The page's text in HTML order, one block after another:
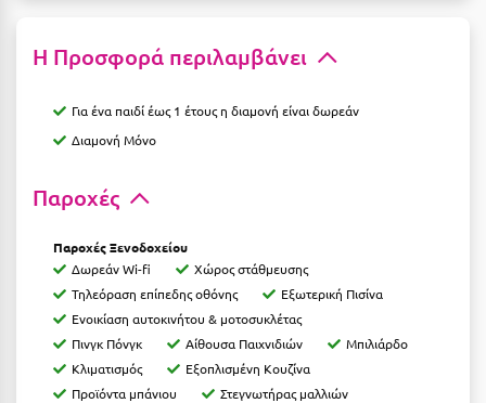
Θάσος
Ιεράπετρα
Ικαρία
Ιωάννινα
Η Προσφορά περιλαμβάνει
Για ένα παιδί έως 1 έτους η διαμονή είναι δωρεάν
Διαμονή Μόνο
Παροχές
Παροχές Ξενοδοχείου
Δωρεάν Wi-fi
Χώρος στάθμευσης
Τηλεόραση επίπεδης οθόνης
Εξωτερική Πισίνα
Ενοικίαση αυτοκινήτου & μοτοσυκλέτας
Πινγκ Πόνγκ
Αίθουσα Παιχνιδιών
Μπιλιάρδο
Κλιματισμός
Εξοπλισμένη Κουζίνα
Προϊόντα μπάνιου
Στεγνωτήρας μαλλιών